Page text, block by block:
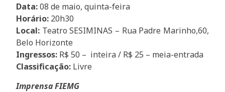
Data:08 de maio, quinta-feira
Horário: 20h30
Local: Teatro SESIMINAS – Rua Padre Marinho,60,
Belo Horizonte
Ingressos: R$ 50 – inteira / R$ 25 – meia-entrada
Classificação: Livre
Imprensa FIEMG